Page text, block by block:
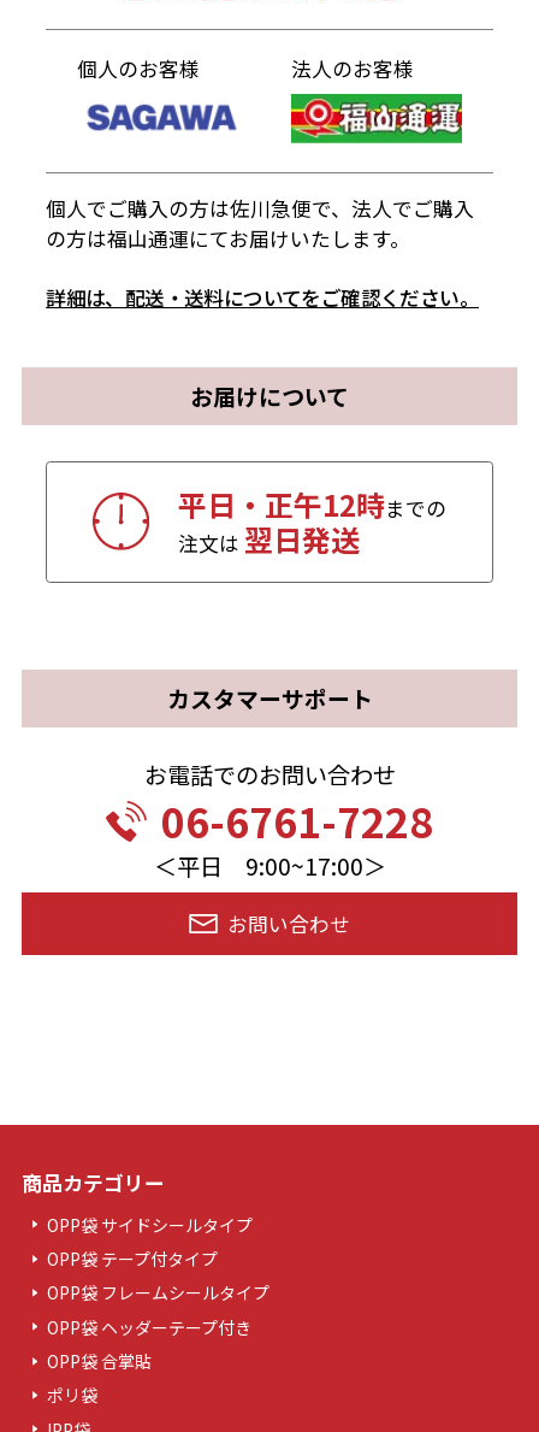
個人のお客様 法人のお客様
個人でご購入の方は佐川急便で、法人でご購入
の方は福山通運にてお届けいたします。
詳細は、配送・送料についてをご確認ください。
お届けについて
平日・正午12時までの
注文は 翌日発送
カスタマーサポート
お電話でのお問い合わせ
06-6761-7228
＜平日 9:00~17:00＞
お問い合わせ
商品カテゴリー
OPP袋 サイドシールタイプ
OPP袋 テープ付タイプ
OPP袋 フレームシールタイプ
OPP袋 ヘッダーテープ付き
OPP袋 合掌貼
ポリ袋